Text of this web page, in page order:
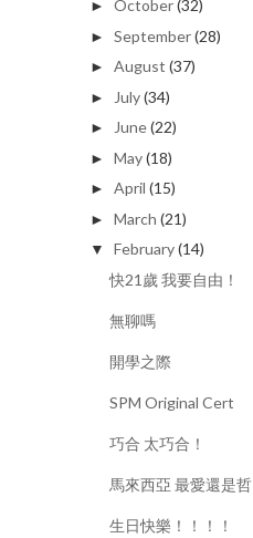
► October(32)
► September(28)
► August (37)
► July(34)
► June(22)
► May(18)
► April (15)
► March (21)
▼ February(14)
快21歲 我要自由！
無聊嗎
開學之際
SPM Original Cert
巧合 太巧合！
馬來西亞 最愛還是哲
生日快樂！！！！